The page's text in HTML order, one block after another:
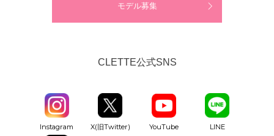
モデル募集
CLETTE公式SNS
Instagram X(旧Twitter) YouTube LINE